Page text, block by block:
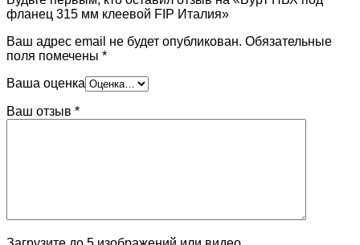
фланец 315 мм клеевой FIP Италия»
Ваш адрес email не будет опубликован. Обязательные
поля помечены *
Ваша оценка
Ваш отзыв *